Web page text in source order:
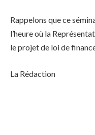
Rappelons que ce
l’heure où la
le projet de loi de
La Rédaction